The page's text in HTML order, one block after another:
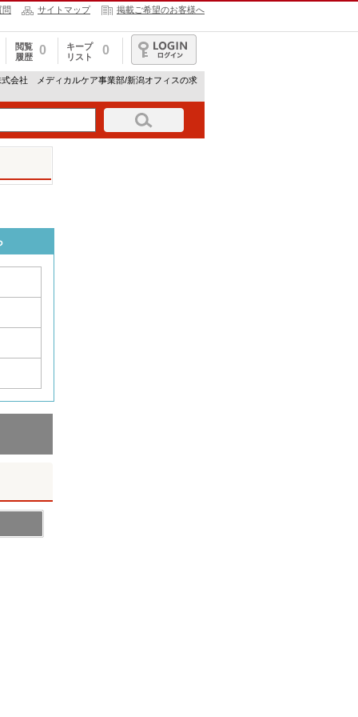
問 サイトマップ 掲載ご希望のお客様へ
閲覧
履歴
0
キープ
リスト
0
ログイン
会社 メディカルケア事業部/新潟オフィスの求